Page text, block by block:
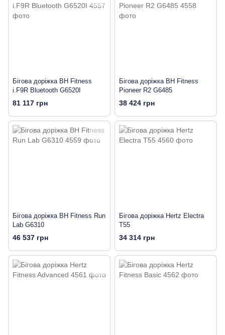
Бігова доріжка BH Fitness
i.F9R Bluetooth G6520I
81 117 грн
Бігова доріжка BH Fitness
Pioneer R2 G6485
38 424 грн
Бігова доріжка BH Fitness Run
Lab G6310
46 537 грн
Бігова доріжка Hertz Electra
T55
34 314 грн